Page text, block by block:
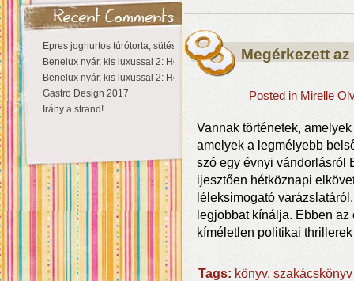
Epres joghurtos túrótorta, sütés nélkül
Benelux nyár, kis luxussal 2: Hollandia
Benelux nyár, kis luxussal 2: Hollandia
Gastro Design 2017
Irány a strand!
Megérkezett
Posted in Mirelle
Vannak történetek,
amelyek a legmélyebb
szó egy évnyi vándorlásról
ijesztően hétköznapi
léleksimogató
legjobbat kínálja. Ebben
kíméletlen politikai
Tags: könyv, szakácskönyv